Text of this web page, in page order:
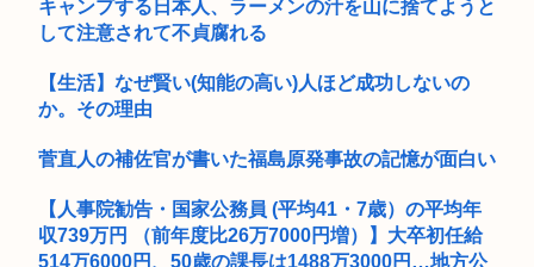
キャンプする日本人、ラーメンの汁を山に捨てようと
して注意されて不貞腐れる
【生活】なぜ賢い(知能の高い)人ほど成功しないの
か。その理由
菅直人の補佐官が書いた福島原発事故の記憶が面白い
【人事院勧告・国家公務員 (平均41・7歳）の平均年
収739万円 （前年度比26万7000円増）】大卒初任給
514万6000円、50歳の課長は1488万3000円…地方公